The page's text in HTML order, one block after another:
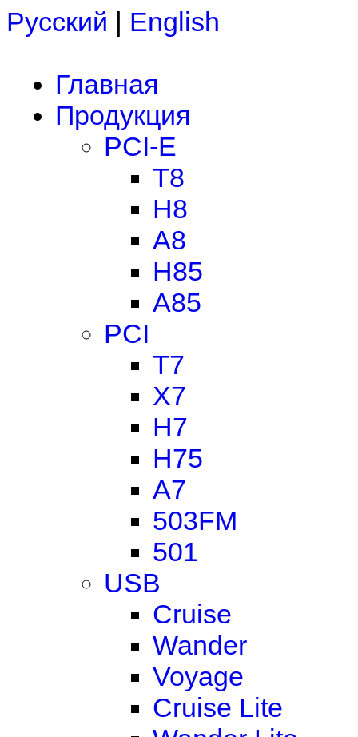
Русский | English
Главная
Продукция
PCI-E
T8
H8
A8
H85
A85
PCI
T7
X7
H7
H75
A7
503FM
501
USB
Cruise
Wander
Voyage
Cruise Lite